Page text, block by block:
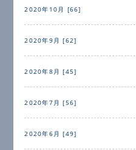
2020年10月 [66]
2020年9月 [62]
2020年8月 [45]
2020年7月 [56]
2020年6月 [49]